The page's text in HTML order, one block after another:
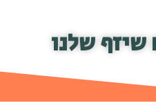
שלנו